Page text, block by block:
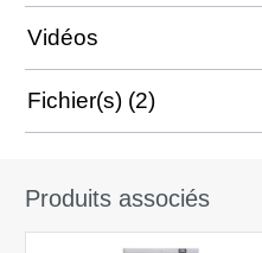
Vidéos
Fichier(s) (2)
Produits associés